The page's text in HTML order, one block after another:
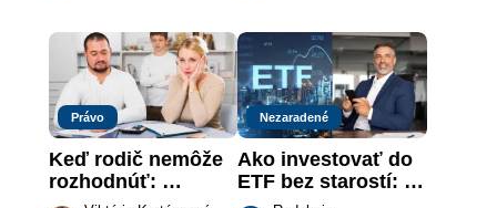
práce
Právo
Keď rodič nemôže
rozhodnúť:
nahradenie prejavu
Nezaradené
Ako investovať do
ETF bez starostí:
Investičné plány,